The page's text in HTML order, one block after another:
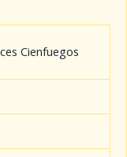
Cienfuegos